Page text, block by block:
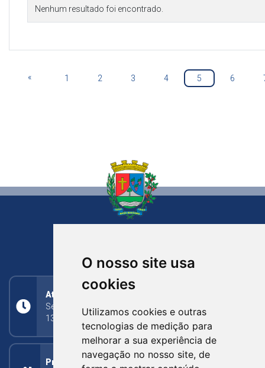
O nosso site usa
cookies
Utilizamos cookies e outras
tecnologias de medição para
melhorar a sua experiência de
navegação no nosso site, de
Nenhum resultado foi encontrado.
« 1 2 3 4 5 6
Atendimento
Segunda a Sexta: 8h às 11h30min (manhã);
13h30min às 17h (tarde)
Prefeitura Municipal